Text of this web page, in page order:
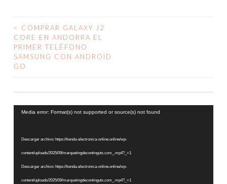
NAVEGACIÓN
DE
<
COMPRAR GALAXY J2
CORE EN ANDORRA EL
PRIMER TELÉFONO
SAMSUNG CON ANDROID
GO
Reproductor
vídeo
Media error: Format(s) not supported or source(s) not found
Descargar archivo: https://tienda-electronica-online.online/wp-
content/uploads/2025/09/marquetingdecontinguts.com_.mp4?_=1
Descargar archivo: https://tienda-electronica-online.online/wp-
content/uploads/2025/09/marquetingdecontinguts.com_.mp4?_=1